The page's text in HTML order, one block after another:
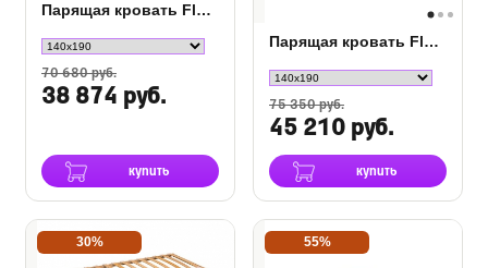
Парящая кровать Fly Majesty
70 680 руб.
38 874 руб.
купить
Парящая кровать Fly Base
75 350 руб.
45 210 руб.
купить
30% 55%